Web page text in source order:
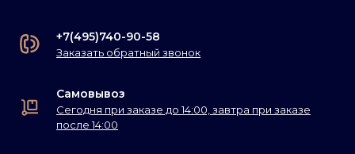
+7(495)740-90-58
Заказать обратный звонок
Самовывоз
Сегодня при заказе до 14:00, завтра при заказе
после 14:00